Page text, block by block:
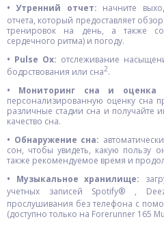
• Утренний отчет: начните
отчета, который предоставляет
тренировок на день, а также
сердечного ритма) и погоду.
• Pulse Ox: отслеживание
бодрствования или сна2.
• Мониторинг сна и оценка
персонализированную оценку сна
различные стадии сна и получайте
качество сна.
• Обнаружение сна:
сон, чтобы увидеть, какую пользу
также рекомендуемое время и
• Музыкальное хранилище:
учетных записей Spotify® ,
прослушивания без телефона с
(доступно только на Forerunner 165